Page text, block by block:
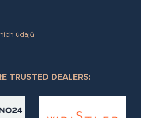
údajů
TRUSTED DEALERS: